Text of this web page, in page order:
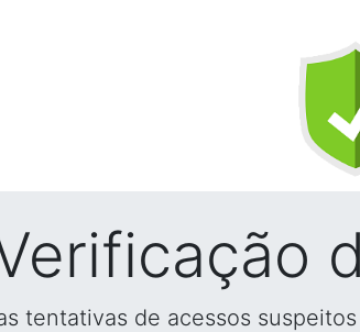
tentativas de acessos